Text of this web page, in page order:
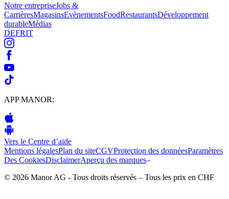
Notre entrepriseJobs &
CarrièresMagasinsEvènementsFoodRestaurantsDéveloppement
durableMédias
DEFRIT
APP MANOR:
Vers le Centre d’aide
Mentions légalesPlan du siteCGVProtection des donnéesParamètres
Des CookiesDisclaimerAperçu des marques–
© 2026 Manor AG - Tous droits réservés – Tous les prix en CHF